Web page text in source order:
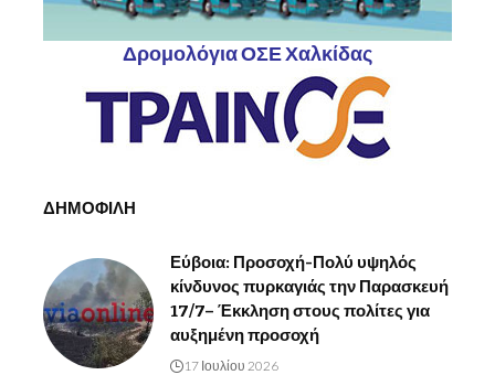
Δρομολόγια ΟΣΕ Χαλκίδας
ΔΗΜΟΦΙΛΗ
Εύβοια: Προσοχή-Πολύ υψηλός
κίνδυνος πυρκαγιάς την Παρασκευή
17/7– Έκκληση στους πολίτες για
αυξημένη προσοχή
17 Ιουλίου 2026